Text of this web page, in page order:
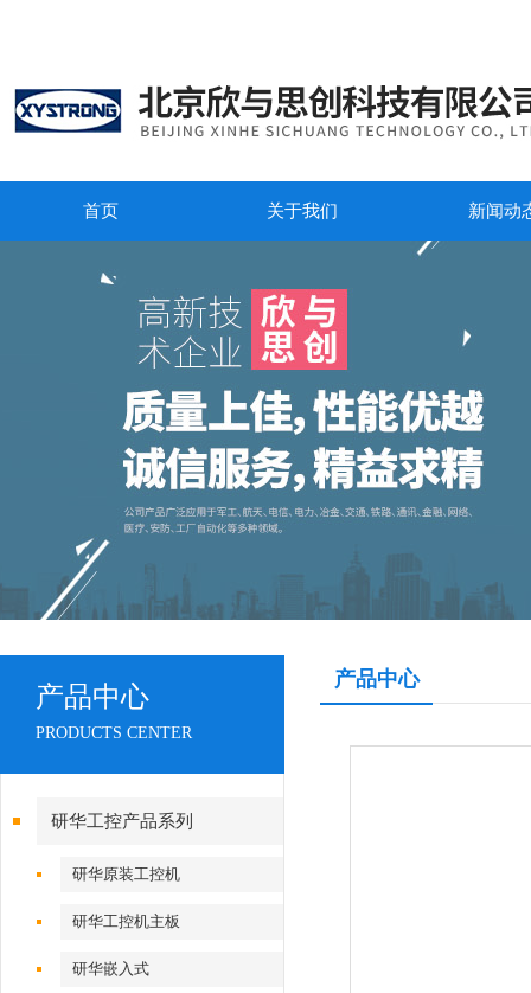
首页 关于我们 新闻动
产品中心
PRODUCTS CENTER
研华工控产品系列
研华原装工控机
研华工控机主板
研华嵌入式
产品中心